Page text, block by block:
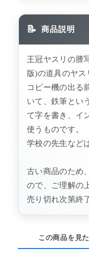
商品説明
王冠ヤスリの謄
版)の道具のヤス
コピー機の出る
いて、鉄筆とい
て字を書き、イ
使うものです。
学校の先生など
古い商品のため
ので、ご理解の
売り切れ次第終
この商品を見